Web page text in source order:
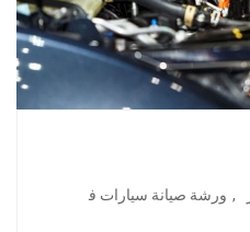
, ورشة صيانة سيارات ف